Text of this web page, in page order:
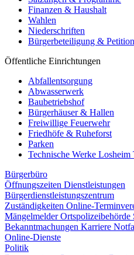
Finanzen & Haushalt
Wahlen
Niederschriften
Bürgerbeteiligung &
Öffentliche Einrichtungen
Abfallentsorgung
Abwasserwerk
Baubetriebshof
Bürgerhäuser & Hallen
Freiwillige Feuerwehr
Friedhöfe & Ruheforst
Parken
Technische Werke
Bürgerbüro
Öffnungszeiten Dienstleistungen
Bürgerdienstleistungszentrum
Zuständigkeiten Online-
MängelmelderOrtspolizeibehörde
Bekanntmachungen Karriere
Online-Dienste
Politik